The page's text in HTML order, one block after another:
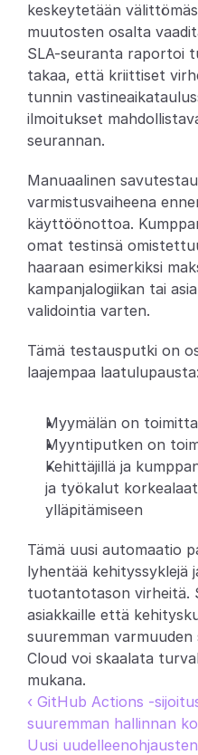
keskeytetään
muutosten osalta
SLA-seuranta raportoi
takaa, että kriittiset
tunnin
ilmoitukset
seurannan.
Manuaalinen
varmistusvaiheena
käyttöönottoa.
omat testinsä
haaraan esimerkiksi
kampanjalogiikan tai
validointia varten.
Tämä testausputki on
laajempaa laatulupausta:
Myymälän on
Myyntiputken on
Kehittäjillä ja
ja työkalut
ylläpitämiseen
Tämä uusi automaatio
lyhentää kehityssyklejä
tuotantotason virheitä.
asiakkaille että
suuremman
Cloud voi skaalata
mukana.
‹ GitHub Actions -
suuremman hallinnan
Uusi